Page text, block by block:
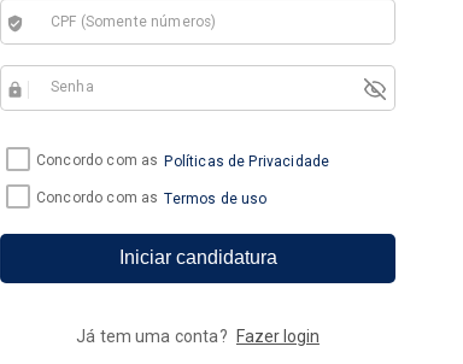
CPF (Somente números)
verified_user
Senha
https
Concordo com as Políticas de Privacidade
Concordo com as Termos de uso
Iniciar candidatura
Já tem uma conta? Fazer login